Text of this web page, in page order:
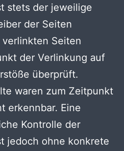
stets der jeweilige
der Seiten
Seiten
der Verlinkung auf
überprüft.
waren zum Zeitpunkt
erkennbar. Eine
Kontrolle der
jedoch ohne konkrete